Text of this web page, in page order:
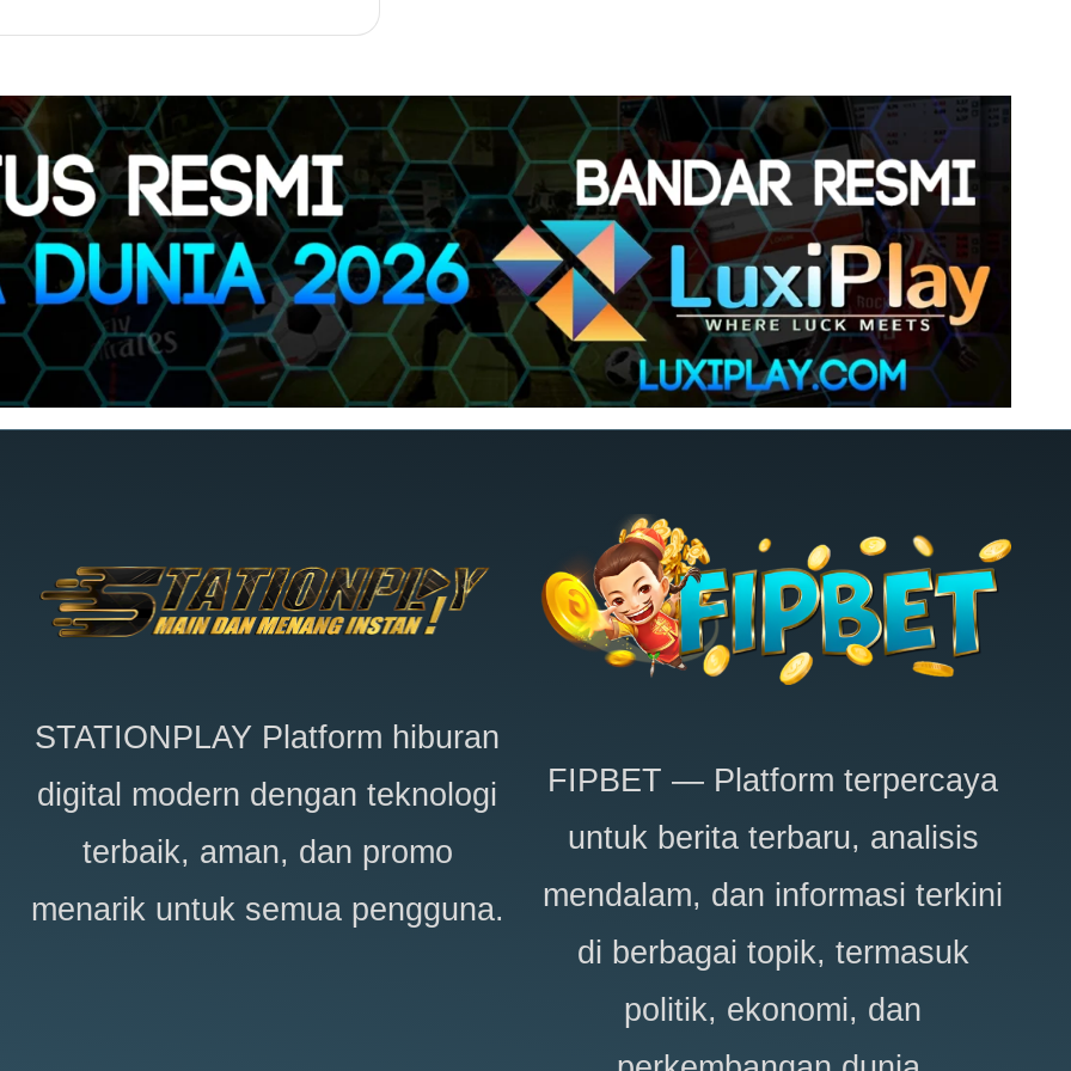
STATIONPLAY Platform hiburan
digital modern dengan teknologi
terbaik, aman, dan promo
menarik untuk semua pengguna.
FIPBET — Platform terpercaya
untuk berita terbaru, analisis
mendalam, dan informasi terkini
di berbagai topik, termasuk
politik, ekonomi, dan